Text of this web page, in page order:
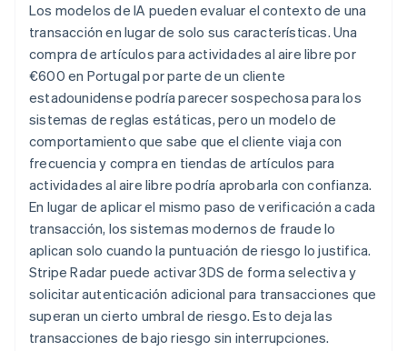
Los modelos de IA pueden evaluar el contexto de una
transacción en lugar de solo sus características. Una
compra de artículos para actividades al aire libre por
€600 en Portugal por parte de un cliente
estadounidense podría parecer sospechosa para los
sistemas de reglas estáticas, pero un modelo de
comportamiento que sabe que el cliente viaja con
frecuencia y compra en tiendas de artículos para
actividades al aire libre podría aprobarla con confianza.
En lugar de aplicar el mismo paso de verificación a cada
transacción, los sistemas modernos de fraude lo
aplican solo cuando la puntuación de riesgo lo justifica.
Stripe Radar puede activar 3DS de forma selectiva y
solicitar autenticación adicional para transacciones que
superan un cierto umbral de riesgo. Esto deja las
transacciones de bajo riesgo sin interrupciones.